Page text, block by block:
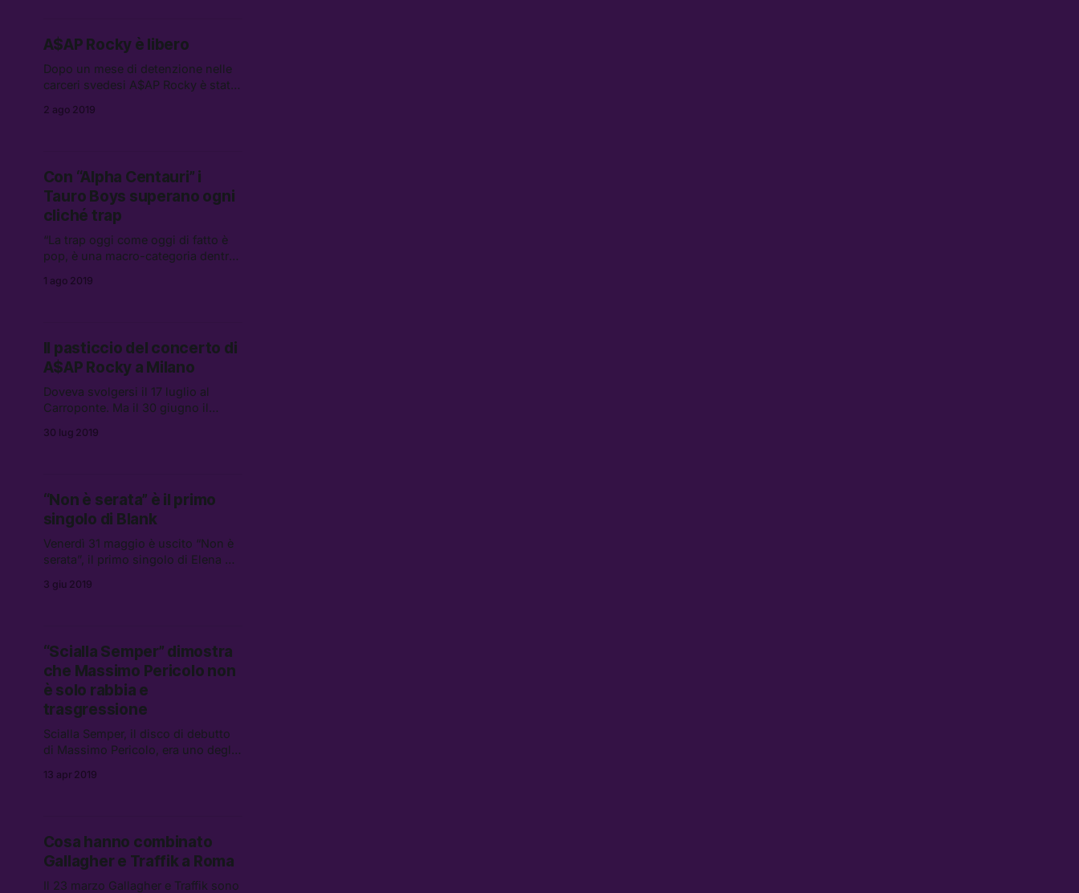
scrivere un album così ironico e
denso.
A$AP Rocky è libero
Dopo un mese di detenzione nelle
carceri svedesi A$AP Rocky è stato
2 ago 2019
Con “Alpha Centauri” i
Tauro Boys superano ogni
cliché trap
“La trap oggi come oggi di fatto è
pop, è una macro-categoria dentro
di suono.” Abbiamo chiesto ai
1 ago 2019
Il pasticcio del concerto di
A$AP Rocky a Milano
Doveva svolgersi il 17 luglio al
Carroponte. Ma il 30 giugno il
a Stoccolma che ne ha causato
30 lug 2019
“Non è serata” è il primo
singolo di Blank
Venerdì 31 maggio è uscito “Non è
serata”, il primo singolo di Elena De
3 giu 2019
“Scialla Semper” dimostra
che Massimo Pericolo non
è solo rabbia e
trasgressione
Scialla Semper, il disco di debutto
di Massimo Pericolo, era uno degli
volando su Spotify.
13 apr 2019
Cosa hanno combinato
Gallagher e Traffik a Roma
Il 23 marzo Gallagher e Traffik sono